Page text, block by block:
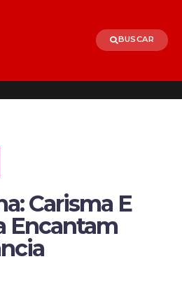
BUSCAR
Carisma E
Encantam